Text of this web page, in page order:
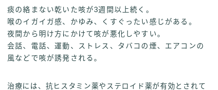
痰の絡まない乾いた咳が3週間以上続く。
喉のイガイガ感、かゆみ、くすぐったい感じがある。
夜間から明け方にかけて咳が悪化しやすい。
会話、電話、運動、ストレス、タバコの煙、エアコンの
風などで咳が誘発される。
治療には、抗ヒスタミン薬やステロイド薬が有効とされて